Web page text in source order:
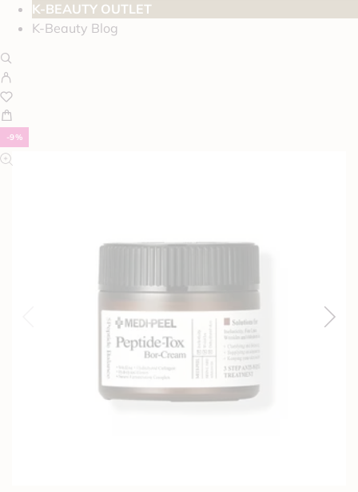
K-BEAUTY OUTLET
K-Beauty Blog
-9%